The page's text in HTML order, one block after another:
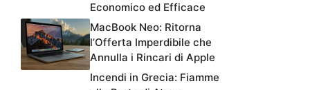
Economico ed Efficace
MacBook Neo: Ritorna
l’Offerta Imperdibile che
Annulla i Rincari di Apple
Incendi in Grecia: Fiamme